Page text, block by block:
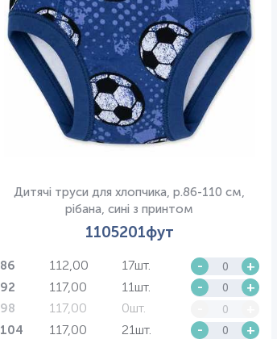
Дитячі труси для хлопчика, р.86-110 см,
рібана, сині з принтом
1105201фут
86 112,00 17шт. - +
92 117,00 11шт. - +
98 117,00 0шт.
104 117,00 21шт. - +